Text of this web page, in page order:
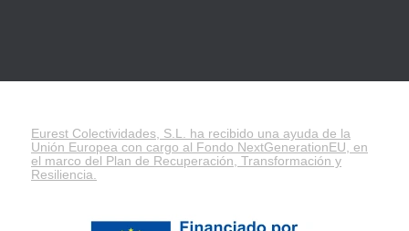
Eurest Colectividades, S.L. ha recibido una ayuda de la
Unión Europea con cargo al Fondo NextGenerationEU, en
el marco del Plan de Recuperación, Transformación y
Resiliencia